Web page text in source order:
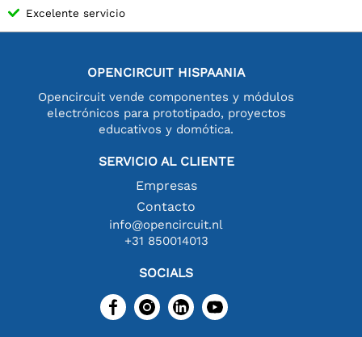
Excelente servicio
OPENCIRCUIT HISPAANIA
Opencircuit vende componentes y módulos
electrónicos para prototipado, proyectos
educativos y domótica.
SERVICIO AL CLIENTE
Empresas
Contacto
info@opencircuit.nl
+31 850014013
SOCIALS